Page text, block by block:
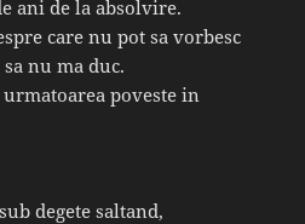
ani de la absolvire.
care nu pot sa vorbesc
nu ma duc.
poveste in
degete saltand,